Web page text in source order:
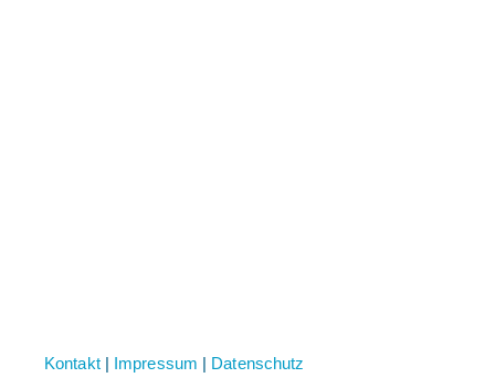
Kontakt| Impressum | Datenschutz